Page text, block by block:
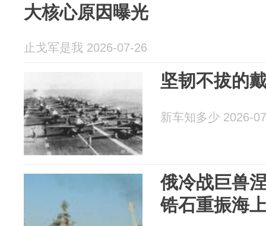
大核心原因曝光
止戈军是我 2026-07-26
坚韧不拔的
新车知多少 2026-
俄冷战巨兽
锆石重振海